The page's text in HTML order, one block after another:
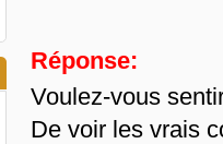
Réponse:
Voulez-vous
De voir les vrais